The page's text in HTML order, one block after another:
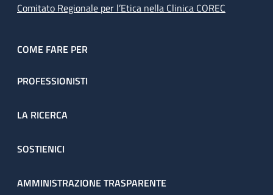
Comitato Regionale per l’Etica nella Clinica COREC
COME FARE PER
PROFESSIONISTI
LA RICERCA
SOSTIENICI
AMMINISTRAZIONE TRASPARENTE